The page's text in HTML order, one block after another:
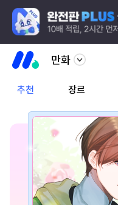
만화
추천 장르